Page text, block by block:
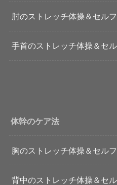
肘のストレッチ体操＆セル
手首のストレッチ体操＆セ
体幹のケア法
胸のストレッチ体操＆セル
背中のストレッチ体操＆セ